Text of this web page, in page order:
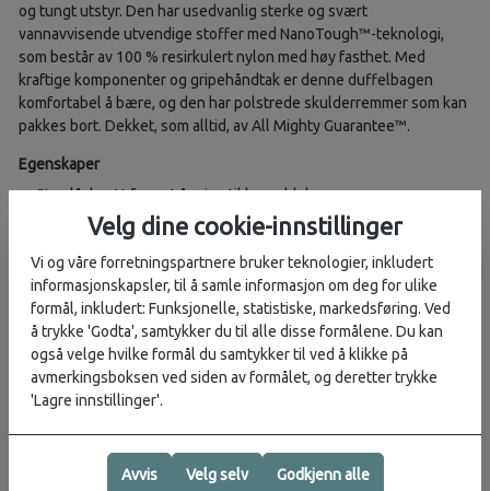
og tungt utstyr. Den har usedvanlig sterke og svært
vannavvisende utvendige stoffer med NanoTough™-teknologi,
som består av 100 % resirkulert nylon med høy fasthet. Med
kraftige komponenter og gripehåndtak er denne duffelbagen
komfortabel å bære, og den har polstrede skulderremmer som kan
pakkes bort. Dekket, som alltid, av All Mighty Guarantee™.
Egenskaper
Stor, låsbar U-formet åpning til hoveddelen
Værbeskyttet glidelås med overlappende regnklaff på
hoveddelen
Glidelåslomme i enden for rask tilgang til mindre gjenstander
Innvendig nettinglomme med glidelås
Fire solide gripehåndtak i webbing
Åtte festepunkter i webbing for sikring av duffelbager
Aktivitet: Weekendtur , Vannsport , Høye fjell
Størrelsesguide
Velg dine cookie-innstillinger
Vi og våre forretningspartnere bruker teknologier, inkludert
informasjonskapsler, til å samle informasjon om deg for ulike
formål, inkludert: Funksjonelle, statistiske, markedsføring. Ved
å trykke 'Godta', samtykker du til alle disse formålene. Du kan
også velge hvilke formål du samtykker til ved å klikke på
avmerkingsboksen ved siden av formålet, og deretter trykke
'Lagre innstillinger'.
Avvis Velg selv Godkjenn alle